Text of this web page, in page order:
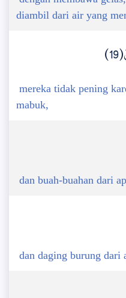
diambil dari air yang
mereka tidak pening
mabuk,
dan buah-buahan dari
dan daging burung dari